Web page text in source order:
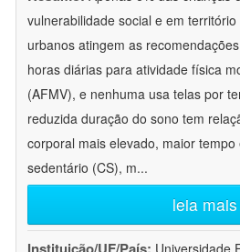
vulnerabilidade social e em
urbanos atingem as
horas diárias para atividade física
(AFMV), e nenhuma usa telas por
reduzida duração do sono tem
corporal mais elevado, maior
sedentário (CS), m...
leia mais